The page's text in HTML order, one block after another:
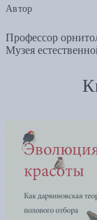
Автор
Профессор
Музея